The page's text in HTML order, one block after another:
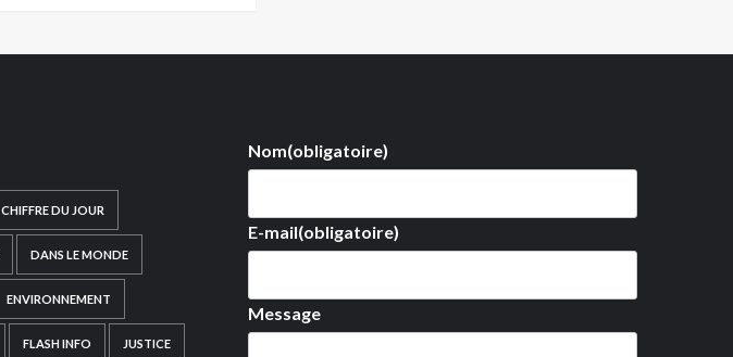
CHIFFRE DU JOUR
DANS LE MONDE
ENVIRONNEMENT
FLASH INFO JUSTICE
Nom(obligatoire)
E-mail(obligatoire)
Message